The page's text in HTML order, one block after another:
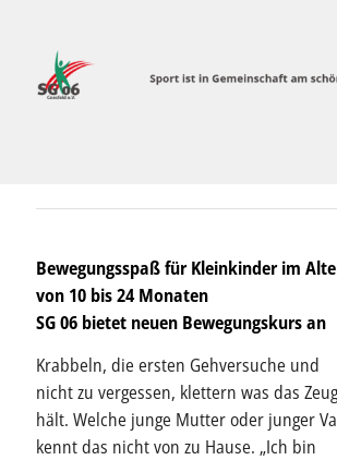
Bewegungsspaß für Kleinkinder im
von 10 bis 24 Monaten
SG 06 bietet neuen Bewegungskurs an
Krabbeln, die ersten Gehversuche und
nicht zu vergessen, klettern was das Zeug
hält. Welche junge Mutter oder junger
kennt das nicht von zu Hause. „Ich bin